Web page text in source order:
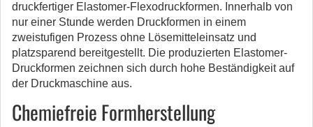
druckfertiger Elastomer-Flexodruckformen. Innerhalb von
nur einer Stunde werden Druckformen in einem
zweistufigen Prozess ohne Lösemitteleinsatz und
platzsparend bereitgestellt. Die produzierten Elastomer-
Druckformen zeichnen sich durch hohe Beständigkeit auf
der Druckmaschine aus.
Chemiefreie Formherstellung